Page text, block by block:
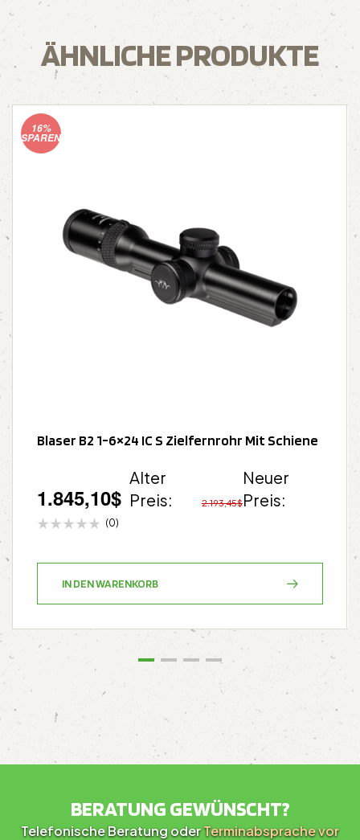
ÄHNLICHE PRODUKTE
16%
SPAREN
Blaser B2 1-6×24 IC S Zielfernrohr Mit Schiene
Alter
Preis:
2.193,45$
Neuer
Preis:
1.845,10$
(0)
IN DEN WARENKORB
BERATUNG GEWÜNSCHT?
Telefonische Beratung oderTerminabsprache vor